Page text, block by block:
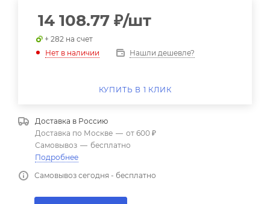
14 108.77 ₽/шт
+ 282 на счет
Нет в наличии
Нашли дешевле?
КУПИТЬ В 1 КЛИК
Доставка в Россию
Доставка по Москве — от 600 ₽
Самовывоз — бесплатно
Подробнее
Самовывоз сегодня - бесплатно